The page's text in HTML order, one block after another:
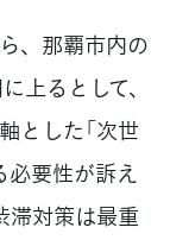
、那覇市内の
上るとして、
とした「次世
必要性が訴え
滞対策は最重